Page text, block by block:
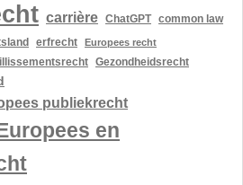
carrière ChatGPT common law
erfrecht Europees recht
Gezondheidsrecht
publiekrecht
en